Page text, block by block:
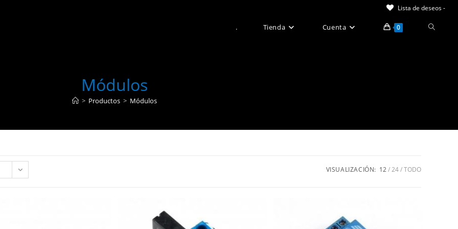
Lista de deseos -
. Tienda Cuenta 0 Alternar
web
Módulos
> Productos > Módulos
VISUALIZACIÓN: 12 24 TODO